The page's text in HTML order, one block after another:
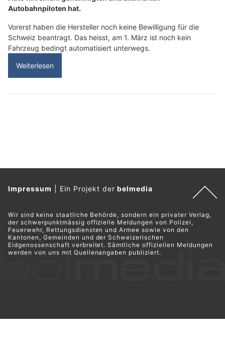
Autobahnpiloten hat.
Vorerst haben die Hersteller noch keine Bewilligung für die
Schweiz beantragt. Das heisst, am 1. März ist noch kein
Fahrzeug bedingt automatisiert unterwegs.
Weiterlesen
Impressum Ein Projekt derbelmedia
Wir sind keine staatliche Behörde, sondern ein privater Verlag,
der schwerpunktmässig offizielle Meldungen von Polizei,
Feuerwehr, Rettungsdiensten und Armee sowie von den
Kantonen, Gemeinden und der Schweizerischen
Eidgenossenschaft verbreitet. Sämtliche offiziellen Meldungen
werden von uns mit Quellenangaben publiziert.